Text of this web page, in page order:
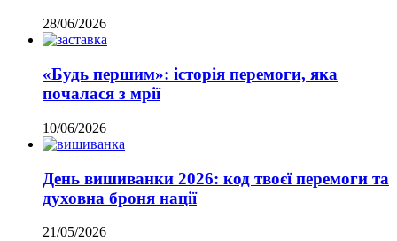
28/06/2026
«Будь першим»: історія перемоги, яка
почалася з мрії
10/06/2026
День вишиванки 2026: код твоєї перемоги та
духовна броня нації
21/05/2026